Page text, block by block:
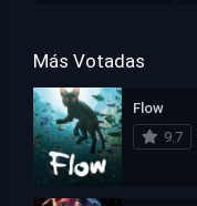
Más Votadas
Flow
9.7